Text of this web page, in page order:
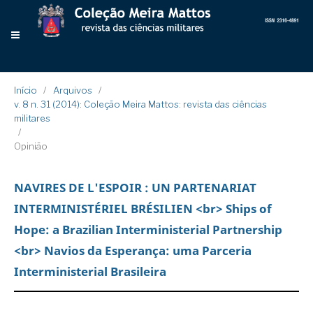
Início / Arquivos
/
v. 8 n. 31 (2014): Coleção Meira Mattos: revista das ciências
militares
/
Opinião
NAVIRES DE L'ESPOIR : UN PARTENARIAT
INTERMINISTÉRIEL BRÉSILIEN <br> Ships of
Hope: a Brazilian Interministerial Partnership
<br> Navios da Esperança: uma Parceria
Interministerial Brasileira